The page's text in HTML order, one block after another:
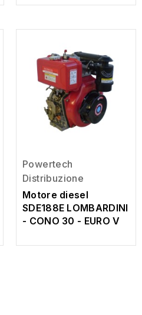
Powertech
Distribuzione
Motore diesel
SDE188E LOMBARDINI
- CONO 30 - EURO V